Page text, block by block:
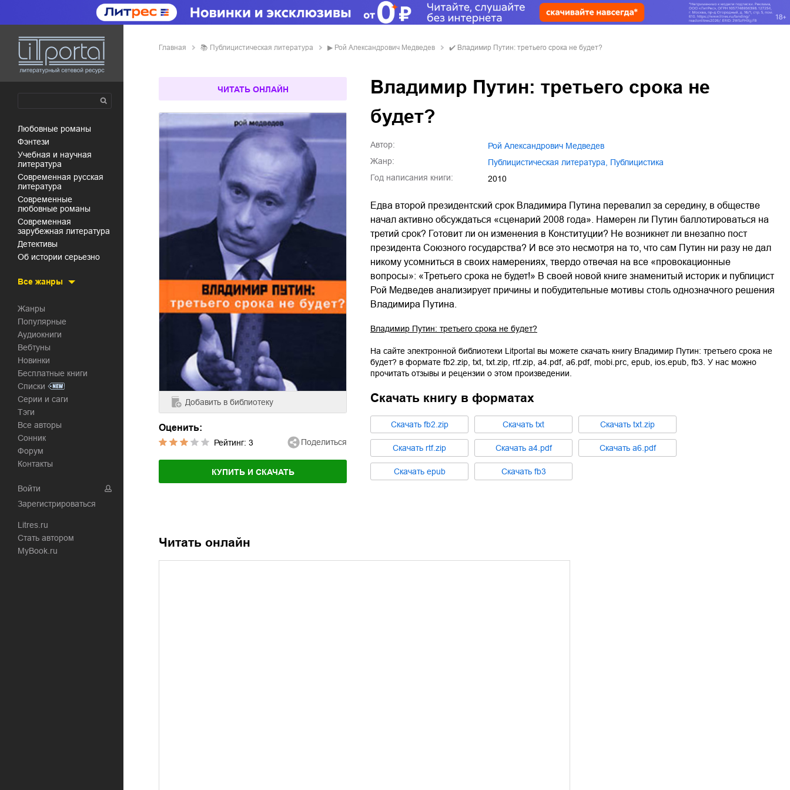
любовные романы
фэнтези
учебная и научная
литература
современная русская
литература
современные
любовные романы
современная
зарубежная литература
детективы
об истории серьезно
Все жанры
Жанры
Популярные
Аудиокниги
Вебтуны
Новинки
Бесплатные книги
Списки
Серии и саги
Тэги
Все авторы
Сонник
Форум
Контакты
Войти
Зарегистрироваться
Litres.ru
Стать автором
MyBook.ru
Главная 📚 публицистическая литература ▶ Рой Александрович Медведев ✔️ Владимир Путин: третьего срока не будет?
ЧИТАТЬ ОНЛАЙН
Добавить в библиотеку
Оценить:
Рейтинг: 3 Поделиться
КУПИТЬ И СКАЧАТЬ
Владимир Путин: третьего срока не
будет?
Автор:
Рой Александрович Медведев
Жанр:
публицистическая литература
публицистика
Год написания книги:
2010
Едва второй президентский срок Владимира Путина перевалил за середину, в обществе
начал активно обсуждаться «сценарий 2008 года». Намерен ли Путин баллотироваться на
третий срок? Готовит ли он изменения в Конституции? Не возникнет ли внезапно пост
президента Союзного государства? И все это несмотря на то, что сам Путин ни разу не дал
никому усомниться в своих намерениях, твердо отвечая на все «провокационные
вопросы»: «Третьего срока не будет!» В своей новой книге знаменитый историк и публицист
Рой Медведев анализирует причины и побудительные мотивы столь однозначного решения
Владимира Путина.
Владимир Путин: третьего срока не будет?
На сайте электронной библиотеки Litportal вы можете скачать книгу Владимир Путин: третьего срока не
будет? в формате fb2.zip txt txt.zip rtf.zip a4.pdf, a6.pdf, mobi.prc epub ios.epub fb3 . У нас можно
прочитать отзывы и рецензии о этом произведении.
Скачать книгу в форматах
Cкачать fb2.zip Cкачать txt Cкачать txt.zip
Cкачать rtf.zip Cкачать a4.pdf Cкачать a6.pdf
Cкачать epub Cкачать fb3
Читать онлайн